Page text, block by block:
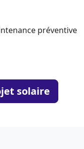
préventive
solaire